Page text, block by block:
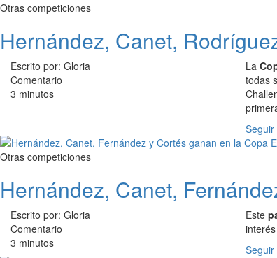
Otras competiciones
Hernández, Canet,
Escrito por: Gloria
Comentario
3 minutos
La
todas
Seguir
Otras competiciones
Hernández, Canet,
Escrito por: Gloria
Comentario
3 minutos
Este
Seguir